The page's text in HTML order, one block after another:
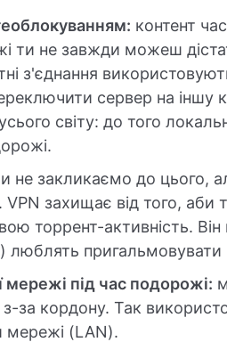
контент
не завжди можеш
з'єднання
сервер на іншу
світу: до того
не закликаємо до цього,
захищає від того, аби
торрент-активність.
люблять
під час подорожі:
за кордону. Так
мережі (LAN).